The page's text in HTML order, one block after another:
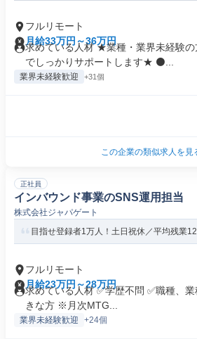
フルリモート
月給33万円～36万円
求めている人材 ★業種・業界未経験
でしっかりサポートします★ ⚫...
業界未経験歓迎 +31個
この企業の類似求人を見
正社員
インバウンド事業のSNS運用担当
株式会社ジャパゲート
目指せ登録者1万人！土日祝休／平均残業
フルリモート
月給23万円～28万円
求めている人材 ✅学歴不問 ✅職種、
きな方 ※月次MTG...
業界未経験歓迎 +24個